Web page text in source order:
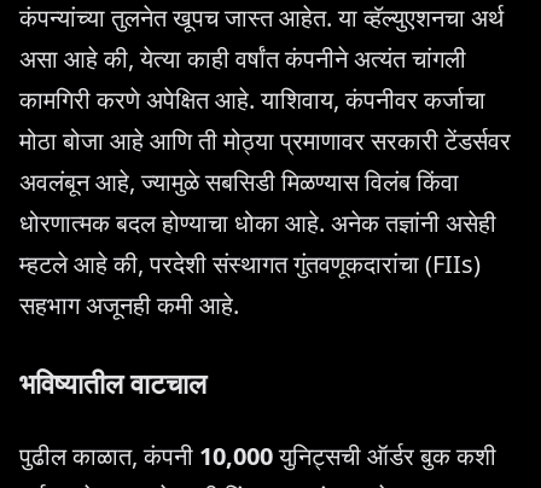
कंपन्यांच्या तुलनेत खूपच जास्त आहेत. या व्हॅल्युएशनचा अर्थ
असा आहे की, येत्या काही वर्षांत कंपनीने अत्यंत चांगली
कामगिरी करणे अपेक्षित आहे. याशिवाय, कंपनीवर कर्जाचा
मोठा बोजा आहे आणि ती मोठ्या प्रमाणावर सरकारी टेंडर्सवर
अवलंबून आहे, ज्यामुळे सबसिडी मिळण्यास विलंब किंवा
धोरणात्मक बदल होण्याचा धोका आहे. अनेक तज्ञांनी असेही
म्हटले आहे की, परदेशी संस्थागत गुंतवणूकदारांचा (FIIs)
सहभाग अजूनही कमी आहे.
भविष्यातील वाटचाल
पुढील काळात, कंपनी 10,000युनिट्सची ऑर्डर बुक कशी